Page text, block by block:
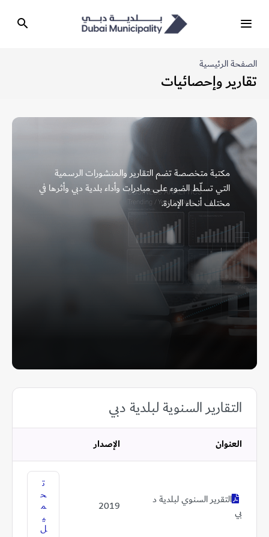
الصفحة الرئيسية
تقارير وإحصائيات
مكتبة متخصصة تضم التقارير والمنشورات الرسمية
التي تسلّط الضوء على مبادرات وأداء بلدية دبي وأثرها في
مختلف أنحاء الإمارة.
التقارير السنوية لبلدية دبي
العنوان الإصدار
التقرير السنوي لبلدية د
بي
2019
ت
ح
م
ي
ل